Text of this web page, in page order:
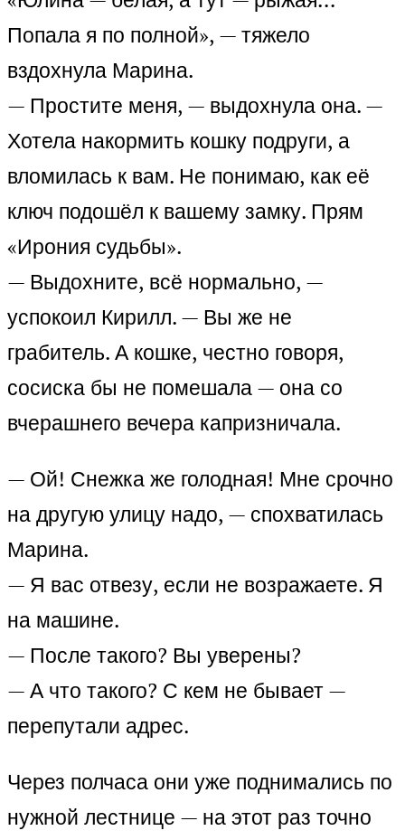
Попала я по полной», — тяжело
вздохнула Марина.
— Простите меня, — выдохнула она. —
Хотела накормить кошку подруги, а
вломилась к вам. Не понимаю, как её
ключ подошёл к вашему замку. Прям
«Ирония судьбы».
— Выдохните, всё нормально, —
успокоил Кирилл. — Вы же не
грабитель. А кошке, честно говоря,
сосиска бы не помешала — она со
вчерашнего вечера капризничала.
— Ой! Снежка же голодная! Мне срочно
на другую улицу надо, — спохватилась
Марина.
— Я вас отвезу, если не возражаете. Я
на машине.
— После такого? Вы уверены?
— А что такого? С кем не бывает —
перепутали адрес.
Через полчаса они уже поднимались по
нужной лестнице — на этот раз точно